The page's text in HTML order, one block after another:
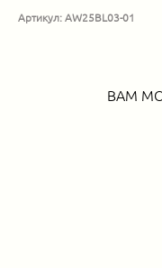
Артикул: AW25BL03-01
ВАМ